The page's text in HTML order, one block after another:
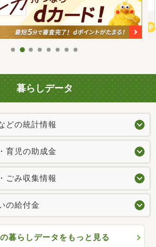
暮らしデータ
どの統計情報
育児の助成金
ごみ収集情報
の給付金
暮らしデータをもっと見る